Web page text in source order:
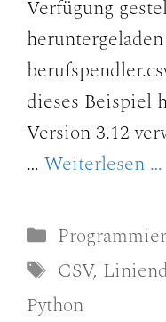
Verfügung
dieses Beispiel
Version 3.12
… Weiterlesen …
Kategorien
Schlagwörter
CSV,
Python